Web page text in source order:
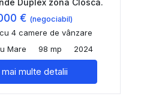
Duplex zona Closca.
€ (negociabil)
4 camere de vânzare
Mare
98 mp 2024
multe detalii